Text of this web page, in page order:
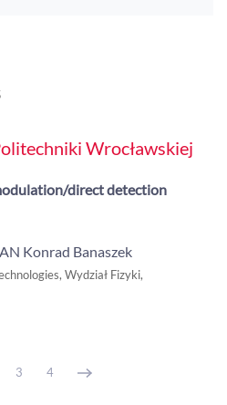
Wrocławskiej
direct detection
Konrad Banaszek
Wydział Fizyki,
3 4